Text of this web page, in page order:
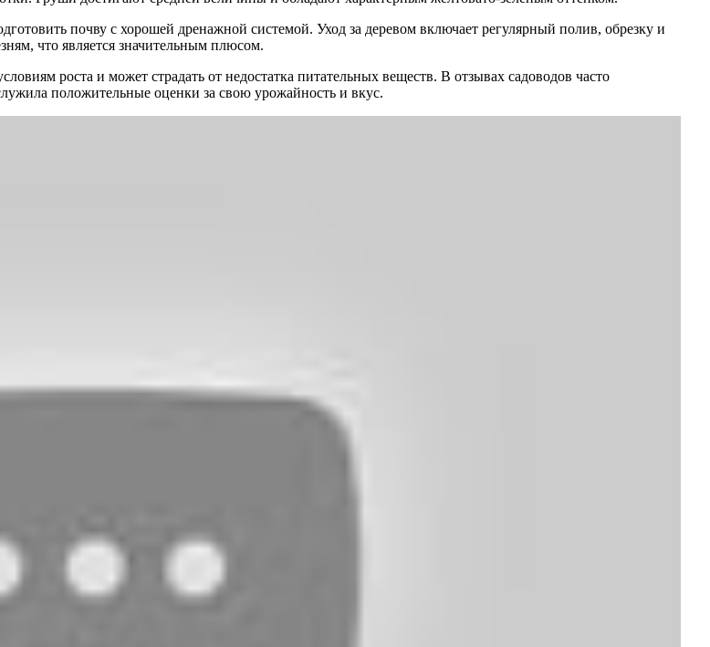
почву с хорошей дренажной системой. Уход за деревом включает регулярный полив, обрезку и
что является значительным плюсом.
роста и может страдать от недостатка питательных веществ. В отзывах садоводов часто
положительные оценки за свою урожайность и вкус.